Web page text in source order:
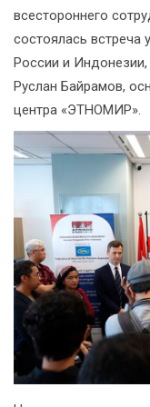
всестороннего
состоялась
России и Индонезии,
Руслан Байрамов,
центра «ЭТНОМИР».